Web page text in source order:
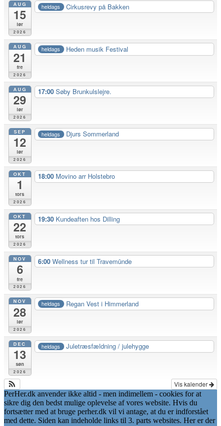
AUG
15
lør
2026
heldags Cirkusrevy på Bakken
AUG
21
fre
2026
heldags Heden musik Festival
AUG
29
lør
2026
17:00 Søby Brunkulslejre.
SEP
12
lør
2026
heldags Djurs Sommerland
OKT
1
tors
2026
18:00 Movino arr Holstebro
OKT
22
tors
2026
19:30 Kundeaften hos Dilling
NOV
6
fre
2026
6:00 Wellness tur til Travemūnde
NOV
28
lør
2026
heldags Regan Vest i Himmerland
DEC
13
søn
2026
heldags Juletræsfældning / julehygge
Vis kalender
PerHer.dk anvender ikke altid - men indimellem - cookies for at
sikre dig den bedst mulige oplevelse af vores website. Hvis du
fortsætter med at bruge perher.dk vil vi antage, at du er indforstået
med dette. Siden kan indeholde links til 3. parts websites. Her er der